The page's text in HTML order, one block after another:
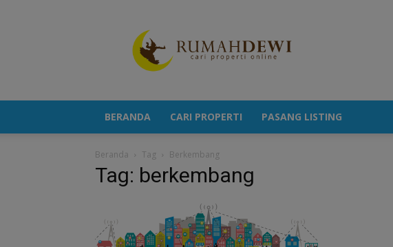
Berita
Properti
Terkini
BERANDA CARI PROPERTI PASANG LISTING
Beranda Tag Berkembang
Tag: berkembang